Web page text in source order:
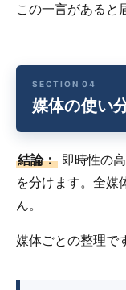
この一言があると
媒体の使い
結論： 即時性の
を分けます。全媒
ん。
媒体ごとの整理で